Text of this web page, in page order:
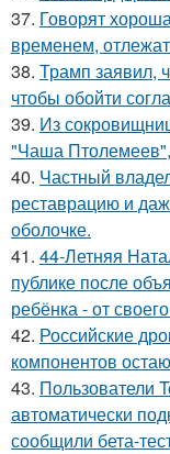
37. Говорят
временем,
38. Трамп заявил,
чтобы обойти
39. Из
"Чаша Птолемеев",
40. Частный
реставрацию и
оболочке.
41. 44-Летняя
публике после
ребёнка - от
42. Российские
компонентов
43. Пользователи
автоматически
сообщили бета-